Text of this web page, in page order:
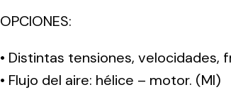
OPCIONES:
• Distintas tensiones,
• Flujo del aire: hélice – motor. (MI)